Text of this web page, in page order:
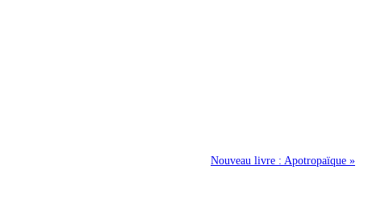
Nouveau livre : Apotropaïque »